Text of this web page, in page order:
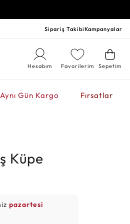
Sipariş TakibiKampanyalar
Sepetim
Favorilerim
Hesabım
Aynı Gün Kargo Fırsatlar
Küpe
pazartesi